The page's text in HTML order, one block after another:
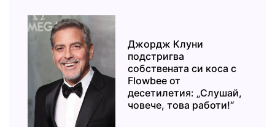
Джордж Клуни
подстригва
собствената си коса с
Flowbee от
десетилетия: „Слушай,
човече, това работи!“